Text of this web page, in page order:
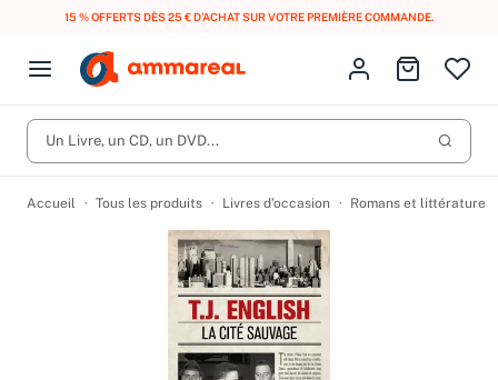
15 % OFFERTS DÈS 25 € D’ACHAT SUR VOTRE PREMIÈRE COMMANDE.
Open menu
Fermer le menu
CD d'occasion
DVD d'occasion
Vinyles d'occasion
Lancer
Vous n'avez pas trouvé l'article que vous cherchiez ?
Activez les notifications dans votre compte pour être alerté dès
Identifiez-vous
Aller au
Un Livre, un CD, un DVD...
Accueil Tous les produits Livres d’occasion Romans et littérature